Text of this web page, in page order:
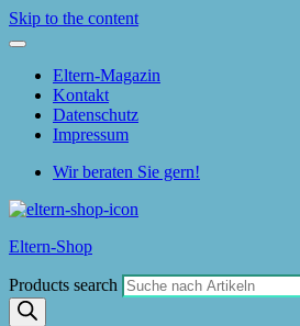
Skip to the content
Eltern-Magazin
Kontakt
Datenschutz
Impressum
Wir beraten Sie gern!
Eltern-Shop
Products search